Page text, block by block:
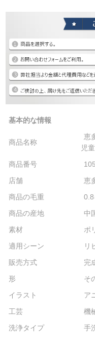
基本的な情報
商品名称
恵
児
商品番号
店舗
恵
商品の毛重
0.8
商品の産地
中
素材
ポ
適用シーン
リ
販売方式
完
形
そ
イラスト
ア
工芸
機
洗浄タイプ
手